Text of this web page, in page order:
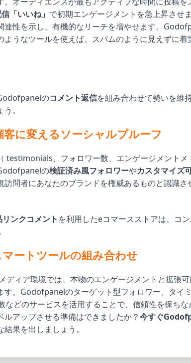
「いいね」 で初期エンゲージメントを急上昇させ
連性を示し、有機的なリーチを増やせます。
ようなツールを使えば、スパムのように見えずに着
のコメント返信を組み合わせて勢いを維
。
に変えるソーシャルプルーフ
testimonials、フォロワー数、エンゲージメントメ
の検証済み風フォロワーやカスタマイズ
訪問者にあなたのブランドを権威あるものと認識さ
ンクコメント を利用したeコマースストアは、コ
ートツールの組み合わせ
ディア環境では、本物のエンゲージメントと拡張
す。Godofpanelのターゲット型フォロワー、タイ
などのサービスを活用することで、信頼性を保ち
ルアップさせる準備はできましたか？今すぐ
果を出しましょう。